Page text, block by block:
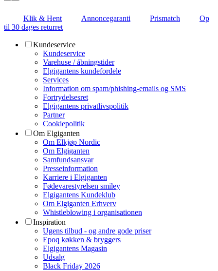
Klik & Hent Annoncegaranti Prismatch
Op
til 30 dages returret
Kundeservice
Kundeservice
Varehuse / åbningstider
Elgigantens kundefordele
Services
Information om spam/phishing-emails og SMS
Fortrydelsesret
Elgigantens privatlivspolitik
Partner
Cookiepolitik
Om Elgiganten
Om Elkjøp Nordic
Om Elgiganten
Samfundsansvar
Presseinformation
Karriere i Elgiganten
Fødevarestyrelsen smiley
Elgigantens Kundeklub
Om Elgiganten Erhverv
Whistleblowing i organisationen
Inspiration
Ugens tilbud - og andre gode priser
Epoq køkken & bryggers
Elgigantens Magasin
Udsalg
Black Friday 2026